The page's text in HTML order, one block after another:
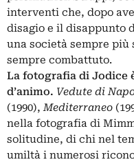
interventi che, dopo
disagio e il disappunto
una società sempre più
sempre combattuto.
La fotografia di Jodice
d’animo. Vedute di
(1990),Mediterraneo
nella fotografia di
solitudine, di chi nel
umiltà i numerosi